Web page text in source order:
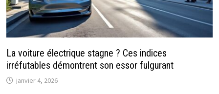
La voiture électrique stagne ? Ces indices
irréfutables démontrent son essor fulgurant
janvier 4, 2026